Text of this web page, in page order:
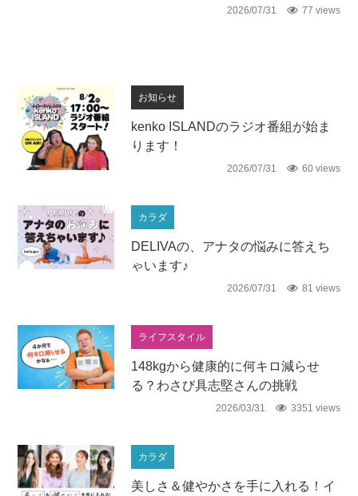
2026/07/31 77 views
お知らせ
kenko ISLANDのラジオ番組が始ま
ります！
2026/07/31 60 views
カラダ
DELIVAの、アナタの悩みに答えち
ゃいます♪
2026/07/31 81 views
ライフスタイル
148kgから健康的に何キロ減らせ
る？わさび具志堅さんの挑戦
2026/03/31 3351 views
カラダ
美しさ＆健やかさを手に入れる！イ